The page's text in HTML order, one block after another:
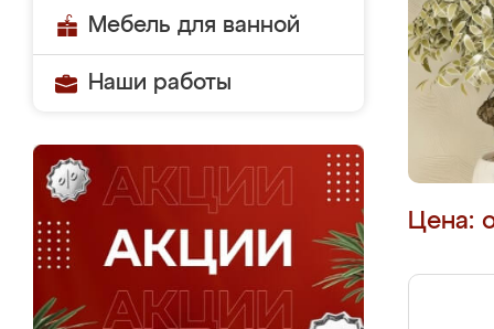
Мебель для ванной
Наши работы
Цена: